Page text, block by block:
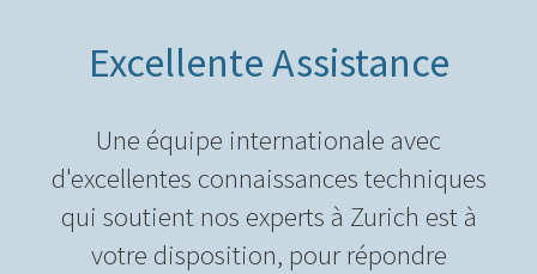
Excellente Assistance
Une équipe internationale avec
d'excellentes connaissances techniques
qui soutient nos experts à Zurich est à
votre disposition, pour répondre